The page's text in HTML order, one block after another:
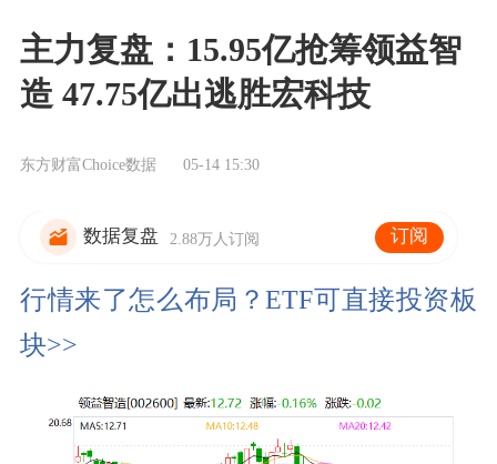
主力复盘：15.95亿抢筹领益智
造 47.75亿出逃胜宏科技
东方财富Choice数据 05-14 15:30
数据复盘 2.88万人订阅 订阅
行情来了怎么布局？ETF可直接投资板
块>>